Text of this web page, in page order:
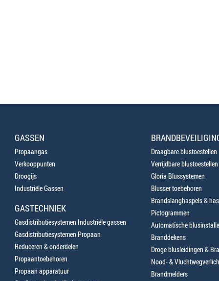
GASSEN
Propaangas
Verkooppunten
Droogijs
Industriële Gassen
GASTECHNIEK
Gasdistributiesystemen Industriële gassen
Gasdistributiesystemen Propaan
Reduceren & onderdelen
Propaantoebehoren
Propaan apparatuur
Draagbare blustoestellen
Verrijdbare blustoestellen
Gloria Blussystemen
Blusser toebehoren
Brandslanghaspels &
Pictogrammen
Automatische
Branddekens
Droge blusleidingen &
Nood- &
Brandmelders